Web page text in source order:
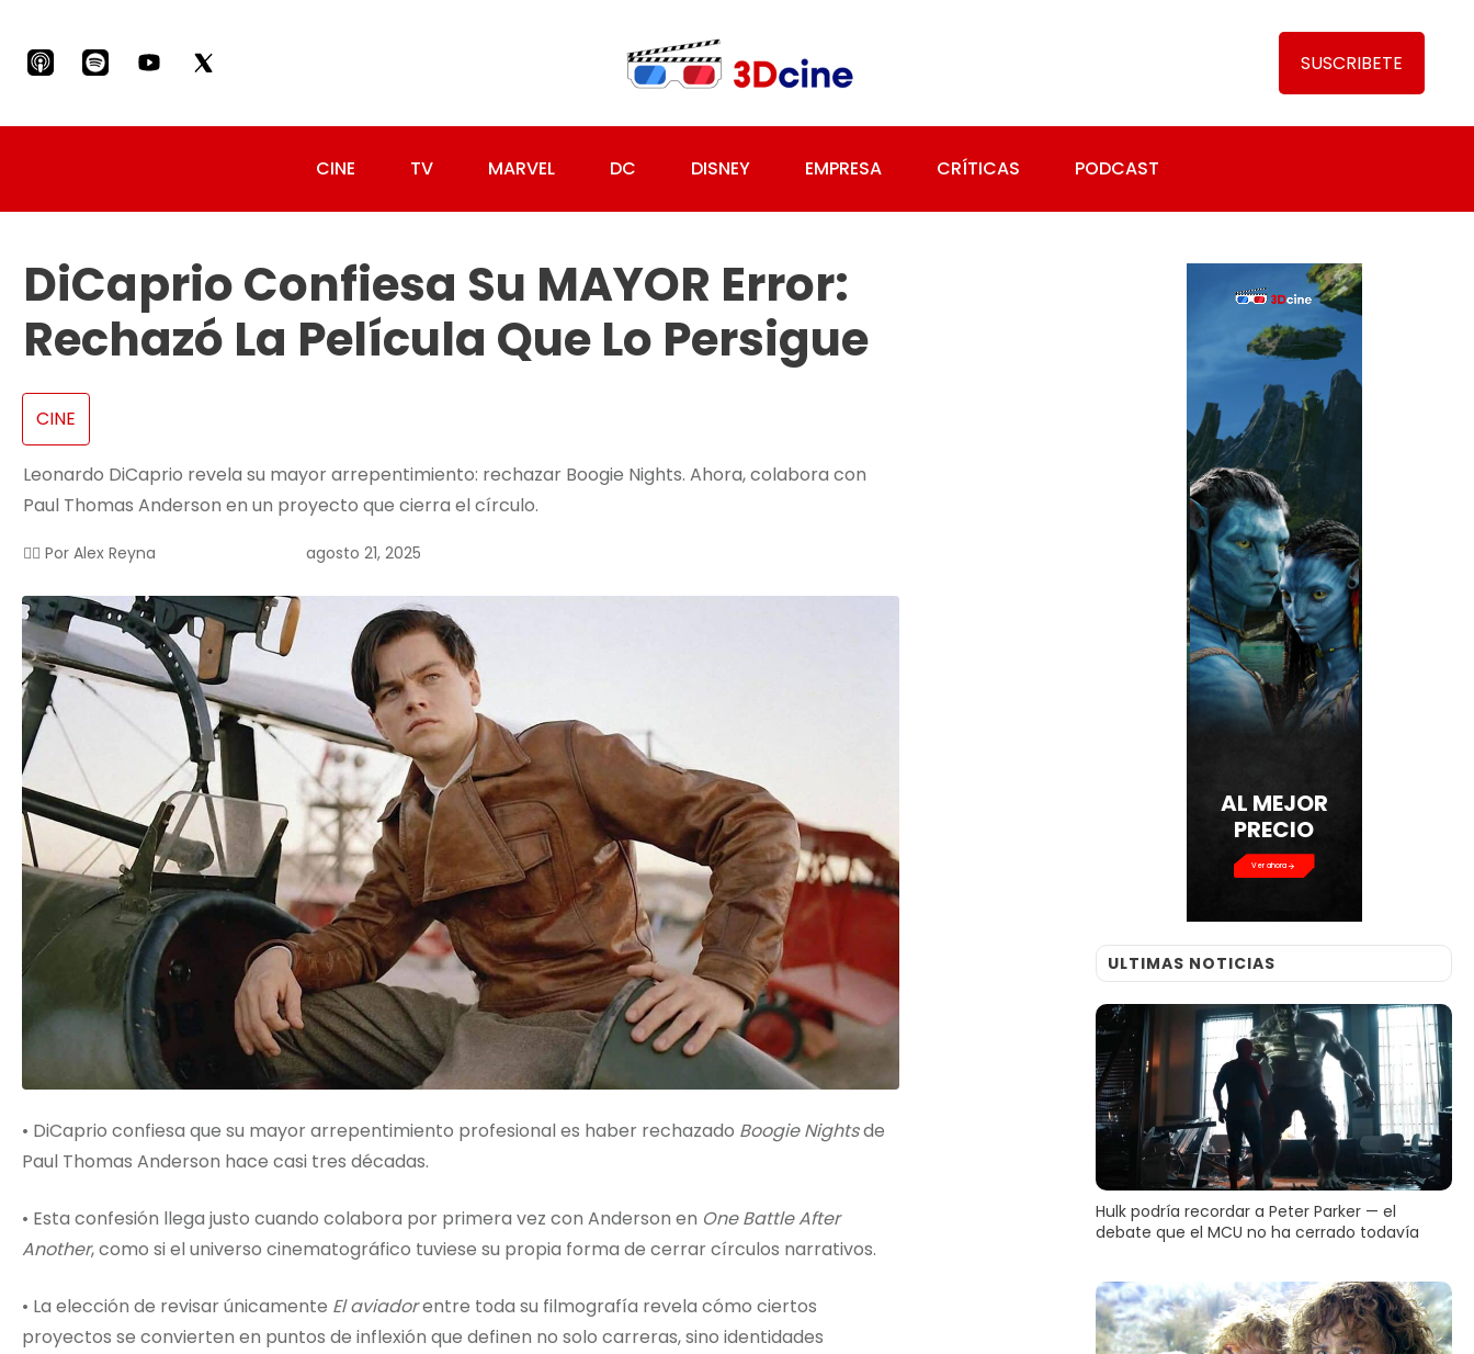
SUSCRIBETE
CINE TV MARVEL DC DISNEY EMPRESA CRÍTICAS PODCAST
DiCaprio Confiesa Su MAYOR Error:
Rechazó La Película Que Lo Persigue
CINE
Leonardo DiCaprio revela su mayor arrepentimiento: rechazar Boogie Nights. Ahora, colabora con
Paul Thomas Anderson en un proyecto que cierra el círculo.
✍🏻 Por Alex Reyna agosto 21, 2025
• DiCaprio confiesa que su mayor arrepentimiento profesional es haber rechazado Boogie Nightsde
Paul Thomas Anderson hace casi tres décadas.
• Esta confesión llega justo cuando colabora por primera vez con Anderson en One Battle After
Another, como si el universo cinematográfico tuviese su propia forma de cerrar círculos narrativos.
• La elección de revisar únicamente El aviadorentre toda su filmografía revela cómo ciertos
proyectos se convierten en puntos de inflexión que definen no solo carreras, sino identidades
AL MEJOR
PRECIO
Ver ahora
ULTIMAS NOTICIAS
Hulk podría recordar a Peter Parker — el
debate que el MCU no ha cerrado todavía